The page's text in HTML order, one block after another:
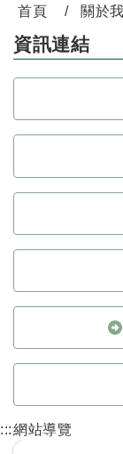
首頁
關於
資訊連結
:::網站導覽